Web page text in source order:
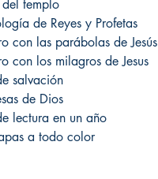
templo
de Reyes y Profetas
con las parábolas de Jesús
con los milagros de Jesus
salvación
de Dios
lectura en un año
a todo color